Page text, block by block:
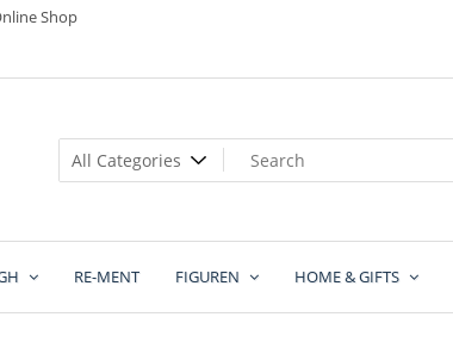
Shop
RE-MENT FIGUREN HOME & GIFTS